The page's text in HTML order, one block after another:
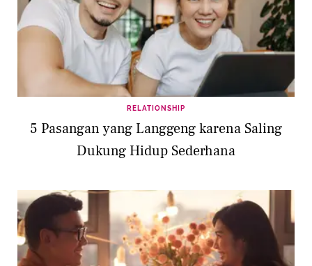
RELATIONSHIP
5 Pasangan yang Langgeng karena Saling
Dukung Hidup Sederhana